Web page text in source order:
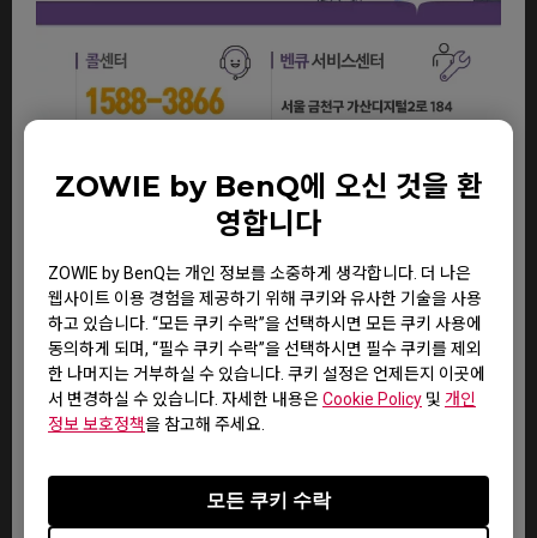
ZOWIE by BenQ에 오신 것을 환
영합니다
ZOWIE by BenQ는 개인 정보를 소중하게 생각합니다. 더 나은
웹사이트 이용 경험을 제공하기 위해 쿠키와 유사한 기술을 사용
하고 있습니다. “모든 쿠키 수락”을 선택하시면 모든 쿠키 사용에
동의하게 되며, “필수 쿠키 수락”을 선택하시면 필수 쿠키를 제외
한 나머지는 거부하실 수 있습니다. 쿠키 설정은 언제든지 이곳에
서 변경하실 수 있습니다. 자세한 내용은Cookie Policy 및 개인
정보 보호정책을 참고해 주세요.
모든 쿠키 수락